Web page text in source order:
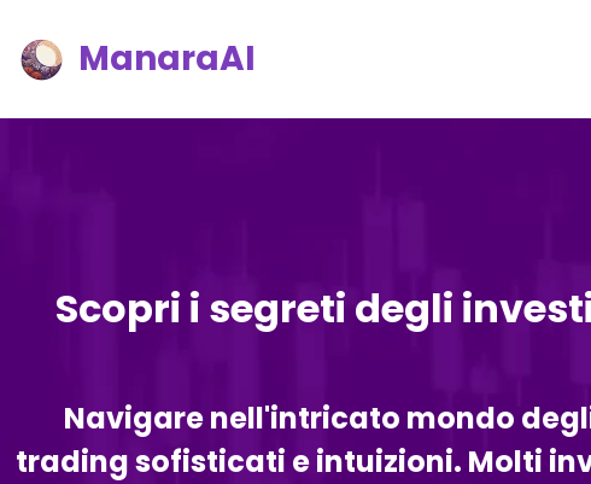
ManaraAI
Scopri i segreti degli
Navigare nell'intricato mondo
trading sofisticati e intuizioni. Molti